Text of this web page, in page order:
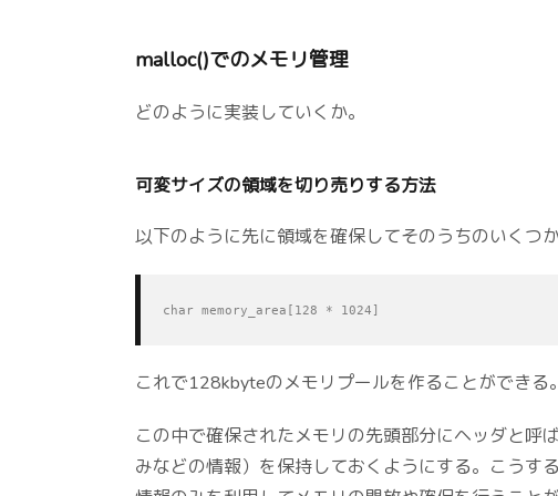
malloc()でのメモリ管理
どのように実装していくか。
可変サイズの領域を切り売りする方法
以下のように先に領域を確保してそのうちのいくつ
char memory_area[128 * 1024]
これで128kbyteのメモリプールを作ることができる。
この中で確保されたメモリの先頭部分にヘッダと呼
みなどの情報）を保持しておくようにする。こうす